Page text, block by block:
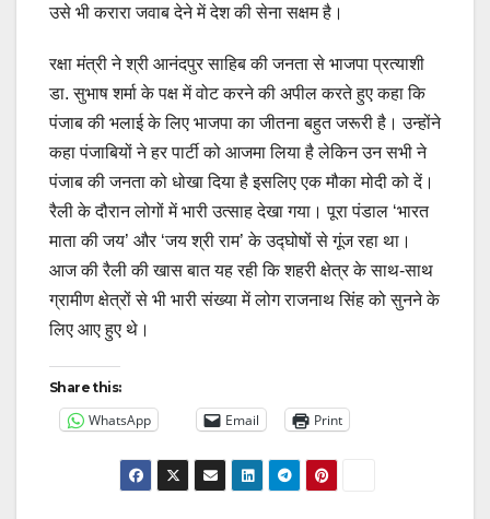
उसे भी करारा जवाब देने में देश की सेना सक्षम है।
रक्षा मंत्री ने श्री आनंदपुर साहिब की जनता से भाजपा प्रत्याशी
डा. सुभाष शर्मा के पक्ष में वोट करने की अपील करते हुए कहा कि
पंजाब की भलाई के लिए भाजपा का जीतना बहुत जरूरी है। उन्होंने
कहा पंजाबियों ने हर पार्टी को आजमा लिया है लेकिन उन सभी ने
पंजाब की जनता को धोखा दिया है इसलिए एक मौका मोदी को दें।
रैली के दौरान लोगों में भारी उत्साह देखा गया। पूरा पंडाल ‘भारत
माता की जय’ और ‘जय श्री राम’ के उद्घोषों से गूंज रहा था।
आज की रैली की खास बात यह रही कि शहरी क्षेत्र के साथ-साथ
ग्रामीण क्षेत्रों से भी भारी संख्या में लोग राजनाथ सिंह को सुनने के
लिए आए हुए थे।
Share this:
WhatsApp Email Print